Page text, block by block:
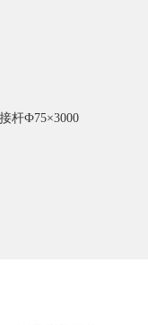
杆Ф75×3000